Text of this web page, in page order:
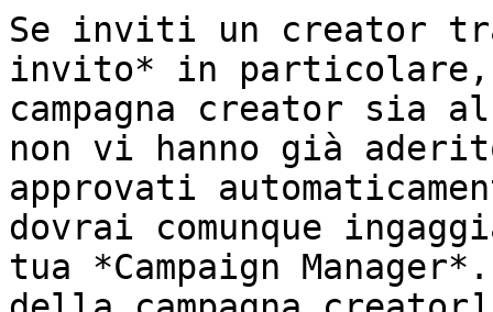
Se inviti un creator
invito* in
campagna creator sia
non vi hanno già
approvati
dovrai comunque
tua *Campaign